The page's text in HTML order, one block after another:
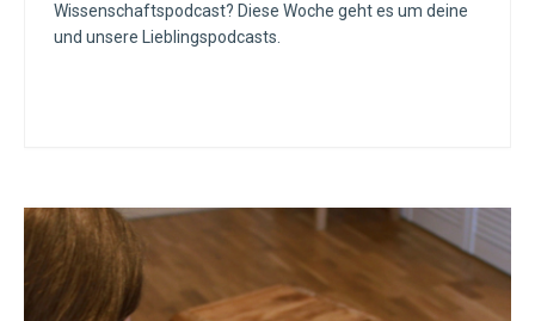
Wissenschaftspodcast? Diese Woche geht es um deine
und unsere Lieblingspodcasts.